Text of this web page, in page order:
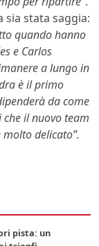
sia stata saggia:
quando hanno
e Carlos
a lungo in
è il primo
da come
il nuovo team
delicato”.
pista: un